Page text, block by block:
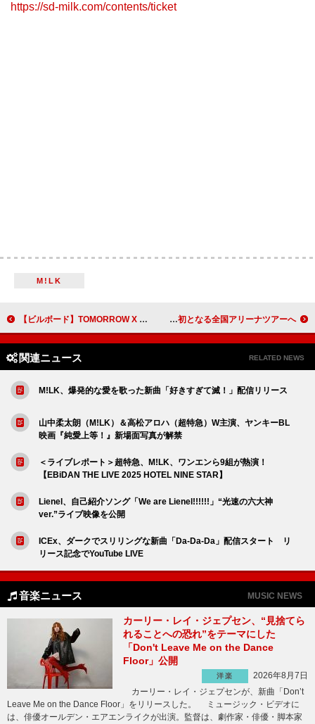
https://sd-milk.com/contents/ticket
M!LK
【ビルボード】TOMORROW X TOGETHER『Starkissed』33万枚超でアルバム・セールス・チャート首位 IMP.、ニューアルバム『MAGenter』12月リリース 初となる全国アリーナツアーへ
関連ニュース RELATED NEWS
M!LK、爆発的な愛を歌った新曲「好きすぎて滅！」配信リリース
山中柔太朗（M!LK）＆高松アロハ（超特急）W主演、ヤンキーBL
映画『純愛上等！』新場面写真が解禁
＜ライブレポート＞超特急、M!LK、ワンエンら9組が熱演！
【EBiDAN THE LIVE 2025 HOTEL NINE STAR】
Lienel、自己紹介ソング「We are Lienel!!!!!!」“光速の六大神
ver.”ライブ映像を公開
ICEx、ダークでスリリングな新曲「Da-Da-Da」配信スタート リ
リース記念でYouTube LIVE
音楽ニュース MUSIC NEWS
カーリー・レイ・ジェプセン、“見捨てら
れることへの恐れ”をテーマにした
「Don't Leave Me on the Dance
Floor」公開
洋楽
2026年8月7日
カーリー・レイ・ジェプセンが、新曲「Don’t
Leave Me on the Dance Floor」をリリースした。 ミュージック・ビデオに
は、俳優オールデン・エアエンライクが出演。監督は、劇作家・俳優・脚本家